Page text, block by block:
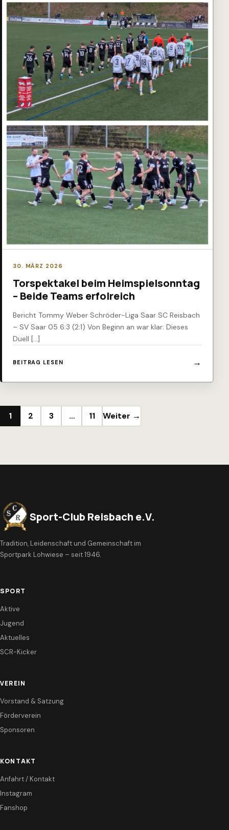
30. MÄRZ 2026
Torspektakel beim Heimspielsonntag
– Beide Teams erfolreich
Bericht Tommy Weber Schröder-Liga Saar SC Reisbach
– SV Saar 05 6:3 (2:1) Von Beginn an war klar: Dieses
Duell […]
BEITRAG LESEN
Seitennummerierung der Beiträge
1 2 3 … 11 Weiter →
Sport-Club Reisbach e.V.
Tradition, Leidenschaft und Gemeinschaft im
Sportpark Lohwiese – seit 1946.
SPORT
Aktive
Jugend
Aktuelles
SCR-Kicker
VEREIN
Vorstand & Satzung
Förderverein
Sponsoren
KONTAKT
Anfahrt / Kontakt
Instagram
Fanshop